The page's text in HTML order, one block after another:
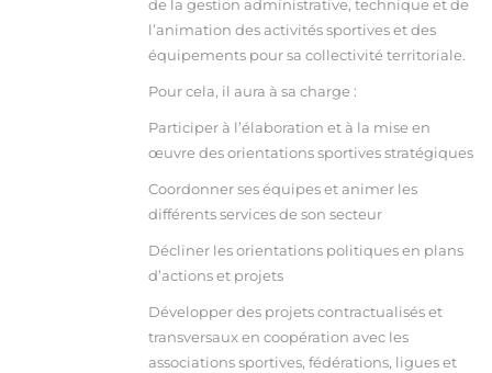
de la gestion administrative, technique et de
l’animation des activités sportives et des
équipements pour sa collectivité territoriale.
Pour cela, il aura à sa charge :
Participer à l’élaboration et à la mise en
œuvre des orientations sportives stratégiques
Coordonner ses équipes et animer les
différents services de son secteur
Décliner les orientations politiques en plans
d’actions et projets
Développer des projets contractualisés et
transversaux en coopération avec les
associations sportives, fédérations, ligues et